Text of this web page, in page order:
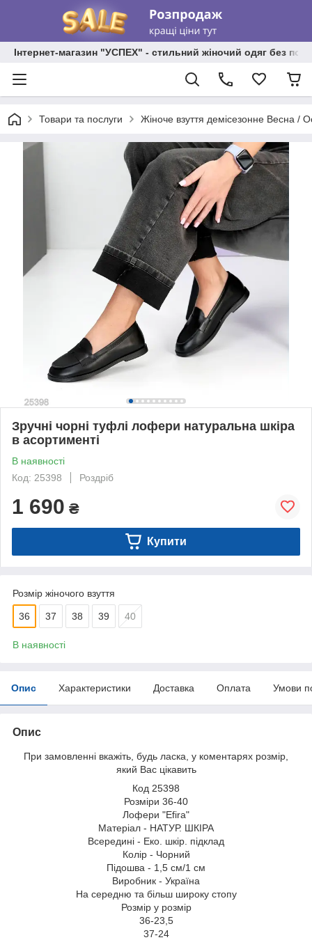
Інтернет-магазин "УСПЕХ" - стильний жіночий одяг без
Товари та послуги Жіноче взуття демісезонне Весна /
Зручні чорні туфлі лофери натуральна шкіра
в асортименті
В наявності
Код: 25398
Роздріб
1 690 ₴
Купити
Розмір жіночого взуття
36 37 38 39 40
В наявності
Опис Характеристики Доставка Оплата Умови
Опис
При замовленні вкажіть, будь ласка, у коментарях розмір,
який Вас цікавить
Код 25398
Розміри 36-40
Лофери "Efira"
Матеріал - НАТУР. ШКІРА
Всередині - Еко. шкір. підклад
Колір - Чорний
Підошва - 1,5 см/1 см
Виробник - Україна
На середню та більш широку стопу
Розмір у розмір
36-23,5
37-24